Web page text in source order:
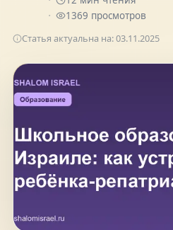
1369 просмотров
Статья актуальна на:03.11.2025